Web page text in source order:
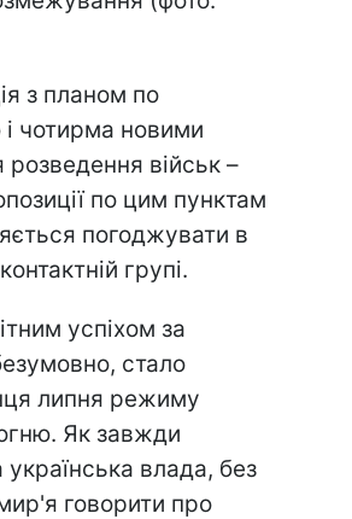
з планом по
чотирма новими
військ –
по цим пунктам
погоджувати в
групі.
успіхом за
стало
липня режиму
Як завжди
влада, без
говорити про